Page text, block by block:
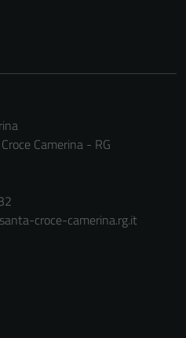
Camerina - RG
croce-camerina.rg.it
Terze parti
una serie di
estesa per i